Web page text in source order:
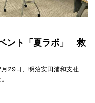
ント「夏ラボ」 救
29日、明治安田浦和支社